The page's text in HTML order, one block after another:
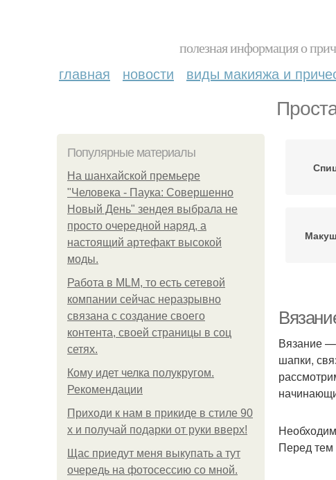
полезная информация о
главная новости виды макияжа и
Популярные материалы
На шанхайской премьере
"Человека - Паука: Совершенно
Новый День" зендея выбрала не
просто очередной наряд, а
настоящий артефакт высокой
моды.
Работа в MLM, то есть сетевой
компании сейчас неразрывно
связана с создание своего
контента, своей страницы в соц
сетях.
Кому идет челка полукругом.
Рекомендации
Приходи к нам в прикиде в стиле 90
х и получай подарки от руки вверх!
Щас приедут меня выкупать а тут
очередь на фотосессию со мной.
Вязание —
шапки,
Перед тем